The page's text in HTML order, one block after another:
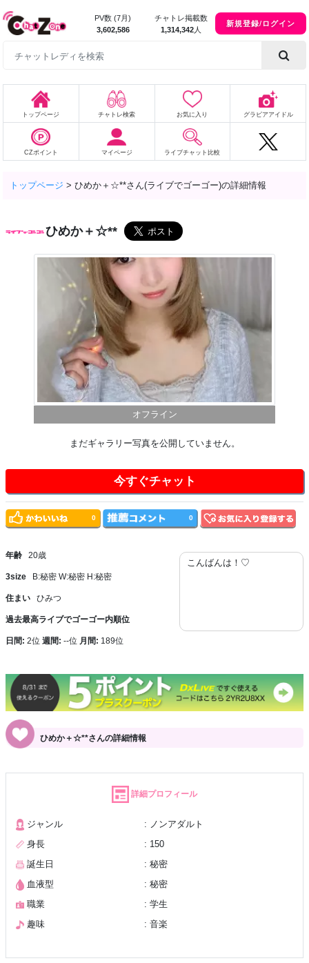
PV数 (7月)
3,602,586
チャトレ掲載数
1,314,342 人
新規登録/ログイン
トップページ チャトレ検索 お気に入り グラビアアイドル
CZポイント マイページ ライブチャット比較
トップページ > ひめか＋☆**さん(ライブでゴーゴー)の詳細情報
ひめか＋☆**
オフライン
まだギャラリー写真を公開していません。
今すぐチャット
年齢 20歳
3size B:秘密 W:秘密 H:秘密
住まい ひみつ
過去最高ライブでゴーゴー内順位
日間: 2位 週間: --位 月間: 189位
こんばんは！♡
0 0
ひめか＋☆**さんの詳細情報
詳細プロフィール
ジャンル
: ノンアダルト
身長
: 150
誕生日
: 秘密
血液型
: 秘密
職業
: 学生
趣味
: 音楽